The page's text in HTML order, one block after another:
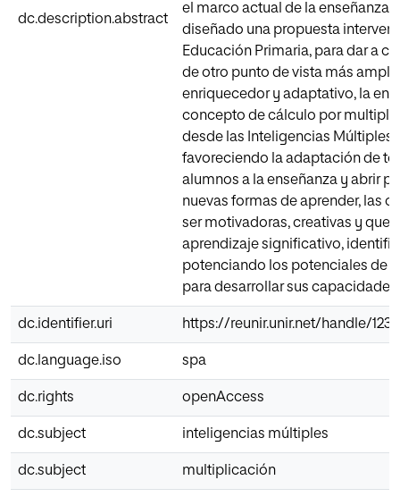
dc.description.abstract
el marco actual de la enseñanza,
diseñado una propuesta
Educación Primaria, para dar a
de otro punto de vista más
enriquecedor y adaptativo, la
concepto de cálculo por
desde las Inteligencias Múltiples,
favoreciendo la adaptación de
alumnos a la enseñanza y abrir
nuevas formas de aprender, las
ser motivadoras, creativas y que
aprendizaje significativo,
potenciando los potenciales de
para desarrollar sus capacidades.
dc.identifier.uri https://reunir.unir.net/handle/
dc.language.iso spa
dc.rights openAccess
dc.subject inteligencias múltiples
dc.subject multiplicación